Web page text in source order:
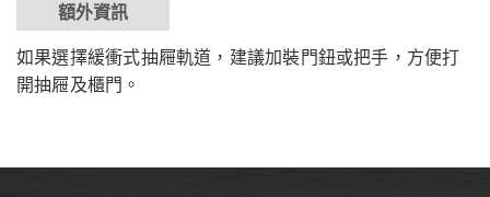
額外資訊
如果選擇緩衝式抽屜軌道，建議加裝門鈕或把手，方便打
開抽屜及櫃門。